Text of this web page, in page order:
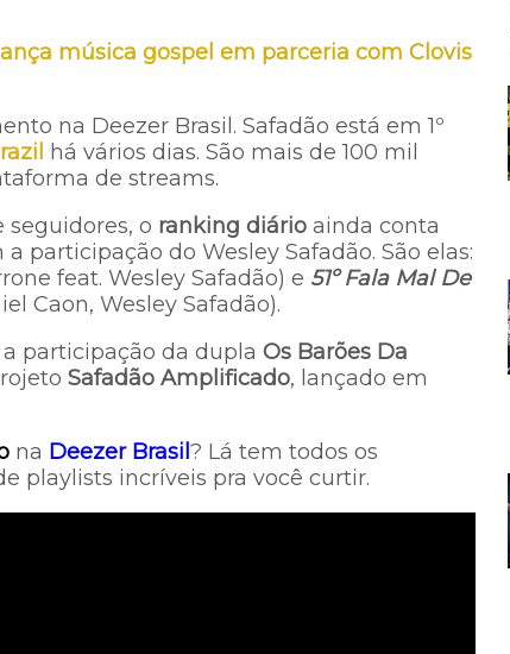
música gospel em parceria com Clovis
na Deezer Brasil. Safadão está em 1º
há vários dias. São mais de 100 mil
de streams.
seguidores, o ranking diário ainda conta
participação do Wesley Safadão. São elas:
feat. Wesley Safadão) e 51ºFala Mal De
Caon, Wesley Safadão).
a participação da dupla Os Barões Da
Safadão Amplificado, lançado em
na Deezer Brasil ? Lá tem todos os
playlists incríveis pra você curtir.